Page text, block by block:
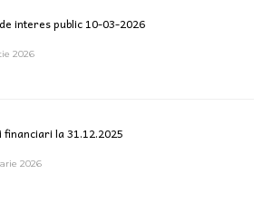
interes public 10-03-2026
2026
la 31.12.2025
2026